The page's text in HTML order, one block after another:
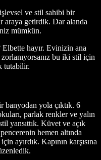
ve stil sahibi bir
araya getirdik. Dar alanda
mümkün.
hayır. Evinizin ana
bu iki stil için
tutabilir.
yola çıktık. 6
parlak renkler ve yalın
yansıttık. Küvet ve açık
hemen altında
ayırdık. Kapının karşısına